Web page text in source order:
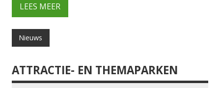
LEES MEER
Nieuws
ATTRACTIE- EN THEMAPARKEN